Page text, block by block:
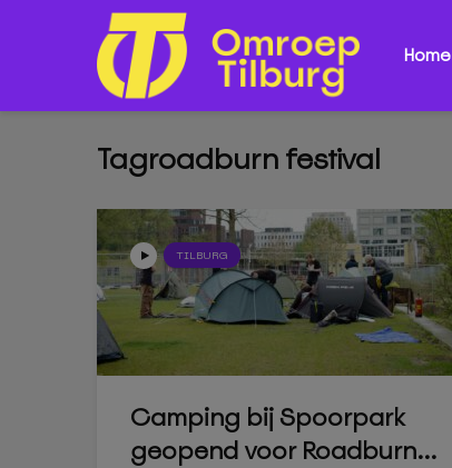
Home
Tagroadburn festival
TILBURG
Camping bij Spoorpark
geopend voor Roadburn...